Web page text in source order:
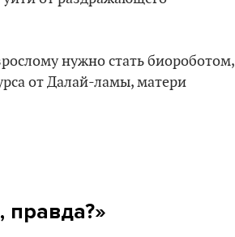
нужно стать биороботом,
от Далай-ламы, матери
правда?»